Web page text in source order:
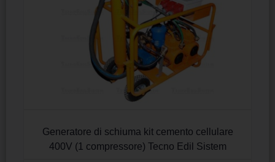
Generatore di schiuma kit cemento cellulare
400V (1 compressore) Tecno Edil Sistem